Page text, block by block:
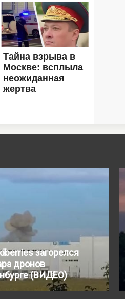
загорелся
дронов
(ВИДЕО)